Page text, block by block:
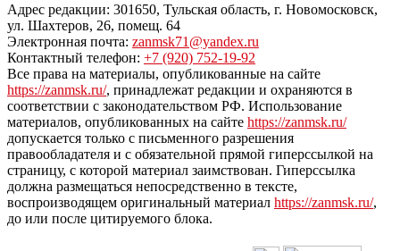
Адрес редакции: 301650, Тульская область, г. Новомосковск,
ул. Шахтеров, 26, помещ. 64
Электронная почта: zanmsk71@yandex.ru
Контактный телефон: +7 (920) 752-19-92
Все права на материалы, опубликованные на сайте
https://zanmsk.ru/, принадлежат редакции и охраняются в
соответствии с законодательством РФ. Использование
материалов, опубликованных на сайте https://zanmsk.ru/
допускается только с письменного разрешения
правообладателя и с обязательной прямой гиперссылкой на
страницу, с которой материал заимствован. Гиперссылка
должна размещаться непосредственно в тексте,
воспроизводящем оригинальный материал https://zanmsk.ru/,
до или после цитируемого блока.